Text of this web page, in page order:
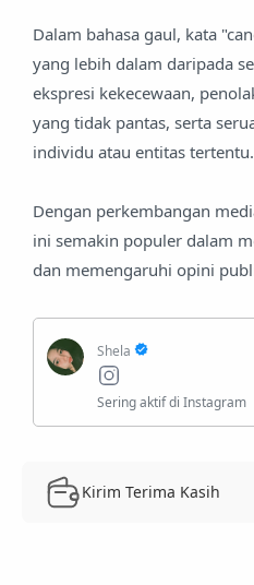
Dalam bahasa gaul, kata
yang lebih dalam daripada
ekspresi kekecewaan,
yang tidak pantas, serta
individu atau entitas tertentu.
Dengan perkembangan
ini semakin populer dalam
dan memengaruhi opini
Kirim Terima Kasih